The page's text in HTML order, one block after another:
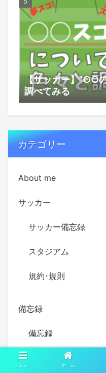
【サッカー】"○○
調べてみる
カテゴリー
About me
サッカー
サッカー備忘録
スタジアム
規約･規則
備忘録
備忘録
メニュー ホーム